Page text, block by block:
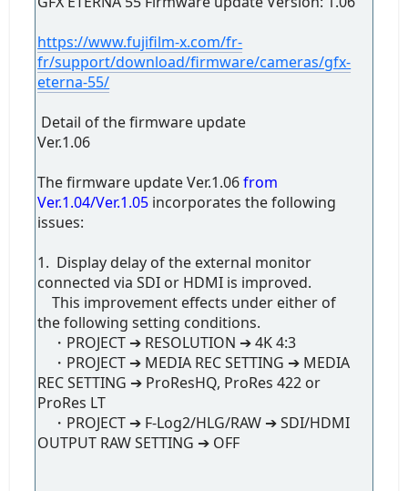
https://www.fujifilm-x.com/fr-
fr/support/download/firmware/cameras/gfx-
eterna-55/
Detail of the firmware update
Ver.1.06
The firmware update Ver.1.06from
Ver.1.04/Ver.1.05 incorporates the following
issues:
1. Display delay of the external monitor
connected via SDI or HDMI is improved.
This improvement effects under either of
the following setting conditions.
・PROJECT ➔ RESOLUTION ➔ 4K 4:3
・PROJECT ➔ MEDIA REC SETTING ➔ MEDIA
REC SETTING ➔ ProResHQ, ProRes 422 or
ProRes LT
・PROJECT ➔ F-Log2/HLG/RAW ➔ SDI/HDMI
OUTPUT RAW SETTING ➔ OFF